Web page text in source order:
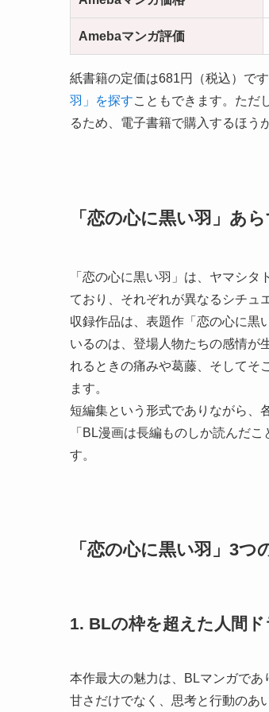
Amebaマンガ評価
紙書籍の定価は681円（税込）で
羽」を探すこともできます。ただ
るため、電子書籍で購入するほう
「恋の心に黒い羽」あ
「恋の心に黒い羽」は、ヤマシ
ており、それぞれが異なるシチュ
収録作品は、表題作「恋の心に黒
いるのは、登場人物たちの感情が
れるときの痛みや葛藤、そしてそ
ます。
短編集という形式でありながら、
「BL漫画は長編ものしか読んだ
す。
「恋の心に黒い羽」3
1. BLの枠を超えた人間
本作最大の魅力は、BLマンガで
甘さだけでなく、思考と行動のあ